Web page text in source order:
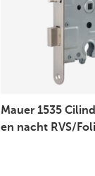
Mauer 1535
en nacht RVS/